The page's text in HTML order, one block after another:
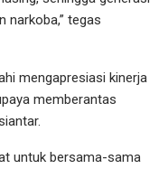
narkoba,” tegas
mengapresiasi kinerja
memberantas
untuk bersama-sama